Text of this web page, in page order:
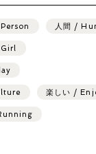
人間 /
楽しい /